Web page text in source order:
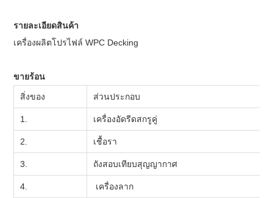
รายละเอียดสินค้า
เครื่องผลิตโปรไฟล์ WPC Decking
ขายร้อน
สิ่งของ ส่วนประกอบ
1. เครื่องอัดรีดสกรูคู่
2. เชื้อรา
3. ถังสอบเทียบสุญญากาศ
4. เครื่องลาก